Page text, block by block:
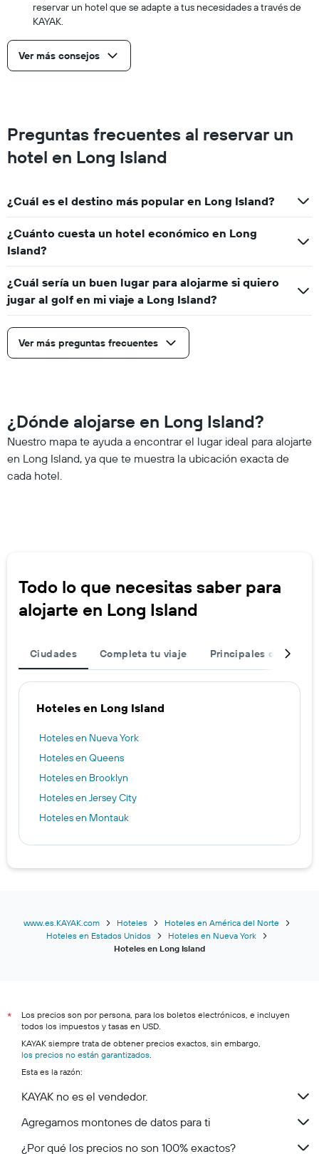
reservar un hotel que se adapte a tus necesidades a través de
KAYAK.
Ver más consejos
Preguntas frecuentes al reservar un
hotel en Long Island
¿Cuál es el destino más popular en Long Island?
¿Cuánto cuesta un hotel económico en Long
Island?
¿Cuál sería un buen lugar para alojarme si quiero
jugar al golf en mi viaje a Long Island?
Ver más preguntas frecuentes
¿Dónde alojarse en Long Island?
Nuestro mapa te ayuda a encontrar el lugar ideal para alojarte
en Long Island, ya que te muestra la ubicación exacta de
cada hotel.
Todo lo que necesitas saber para
alojarte en Long Island
Ciudades Completa tu viaje Principales destinos
Hoteles en Long Island
Hoteles en Nueva York
Hoteles en Queens
Hoteles en Brooklyn
Hoteles en Jersey City
Hoteles en Montauk
www.es.KAYAK.com Hoteles
Hoteles en América del Norte
Hoteles en Estados Unidos
Hoteles en Nueva York
Hoteles en Long Island
*
Los precios son por persona, para los boletos electrónicos, e incluyen
todos los impuestos y tasas en USD.
KAYAK siempre trata de obtener precios exactos, sin embargo,
los precios no están garantizados.
Esta es la razón:
KAYAK no es el vendedor.
Agregamos montones de datos para ti
¿Por qué los precios no son 100% exactos?